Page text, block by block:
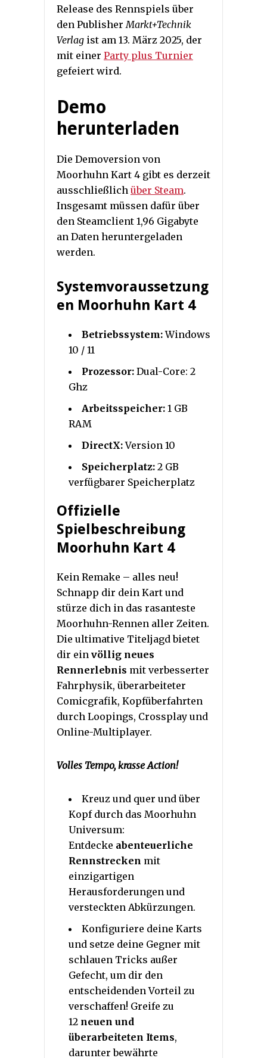
Release des Rennspiels über
den Publisher Markt+Technik
Verlag ist am 13. März 2025, der
mit einer Party plus Turnier
gefeiert wird.
Demo
herunterladen
Die Demoversion von
Moorhuhn Kart 4 gibt es derzeit
ausschließlich über Steam.
Insgesamt müssen dafür über
den Steamclient 1,96 Gigabyte
an Daten heruntergeladen
werden.
Systemvoraussetzung
en Moorhuhn Kart 4
Betriebssystem:Windows
10 / 11
Prozessor: Dual-Core: 2
Ghz
Arbeitsspeicher: 1 GB
RAM
DirectX:Version 10
Speicherplatz: 2 GB
verfügbarer Speicherplatz
Offizielle
Spielbeschreibung
Moorhuhn Kart 4
Kein Remake – alles neu!
Schnapp dir dein Kart und
stürze dich in das rasanteste
Moorhuhn-Rennen aller Zeiten.
Die ultimative Titeljagd bietet
dir ein völlig neues
Rennerlebnis mit verbesserter
Fahrphysik, überarbeiteter
Comicgrafik, Kopfüberfahrten
durch Loopings, Crossplay und
Online-Multiplayer.
Volles Tempo, krasse Action!
Kreuz und quer und über
Kopf durch das Moorhuhn
Universum:
Entdecke abenteuerliche
Rennstrecken mit
einzigartigen
Herausforderungen und
versteckten Abkürzungen.
Konfiguriere deine Karts
und setze deine Gegner mit
schlauen Tricks außer
Gefecht, um dir den
entscheidenden Vorteil zu
verschaffen! Greife zu
12 neuen und
überarbeiteten Items,
darunter bewährte